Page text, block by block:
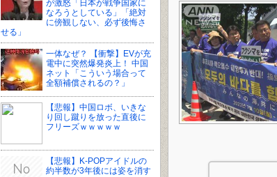
が激怒「日本が戦争国家に
なろうとしている」「絶対
に傍観しない、必ず後悔さ
せる」
一体なぜ？ 【衝撃】EVが充
電中に突然爆発炎上！ 中国
ネット「こういう場合って
全額補償されるの？」
【悲報】中国ロボ、いきな
り回し蹴りを放った直後に
フリーズｗｗｗｗｗ
【悲報】K-POPアイドルの
約半数が3年後には姿を消す